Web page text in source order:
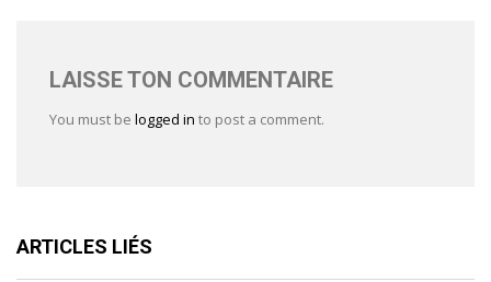
LAISSE TON COMMENTAIRE
You must be logged in to post a comment.
ARTICLES LIÉS